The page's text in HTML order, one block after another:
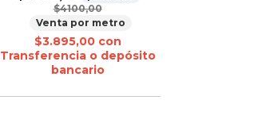
$4100,00
Venta por metro
$3.895,00 con
Transferencia o depósito
bancario